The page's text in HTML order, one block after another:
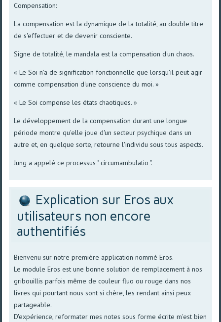
Compensation:
La compensation est la dynamique de la totalité, au double titre
de s'effectuer et de devenir consciente.
Signe de totalité, le mandala est la compensation d'un chaos.
« Le Soi n'a de signification fonctionnelle que lorsqu'il peut agir
comme compensation d'une conscience du moi. »
« Le Soi compense les états chaotiques. »
Le développement de la compensation durant une longue
période montre qu'elle joue d'un secteur psychique dans un
autre et, en quelque sorte, retourne l'individu sous tous aspects.
Jung a appelé ce processus " circumambulatio ".
Explication sur Eros aux
utilisateurs non encore
authentifiés
Bienvenu sur notre première application nommé Eros.
Le module Eros est une bonne solution de remplacement à nos
gribouillis parfois même de couleur fluo ou rouge dans nos
livres qui pourtant nous sont si chère, les rendant ainsi peux
partageable.
D'expérience, reformater mes notes sous forme écrite m'est bien